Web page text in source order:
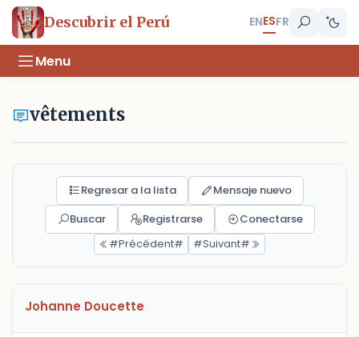
Descubrir el Perú ENESFR
Menu
vêtements
Regresar a la lista
Mensaje nuevo
Buscar
Registrarse
Conectarse
#Précédent#
#Suivant#
Johanne Doucette